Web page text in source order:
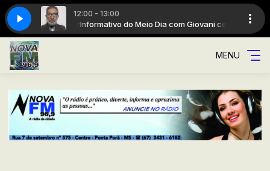
12:00 - 13:00
Giovani cezarInformativo do Meio Dia com Giovani cezar
A Rádio da cidade
MENU